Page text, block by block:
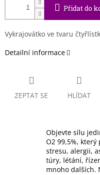
Přidat do
Vykrajovátko ve tvaru
Detailní informace
ZEPTAT SE HLÍDAT
Objevte sílu
O2 99,5%,
stresu, alergii,
túry, létání,
mnoho dalších.